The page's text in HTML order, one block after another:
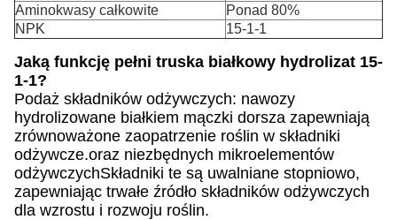
Aminokwasy całkowite
Ponad 80%
NPK
15-1-1
Jaką funkcję pełni truska białkowy hydrolizat 15-
1-1?
Podaż składników odżywczych: nawozy
hydrolizowane białkiem mączki dorsza zapewniają
zrównoważone zaopatrzenie roślin w składniki
odżywcze.oraz niezbędnych mikroelementów
odżywczychSkładniki te są uwalniane stopniowo,
zapewniając trwałe źródło składników odżywczych
dla wzrostu i rozwoju roślin.